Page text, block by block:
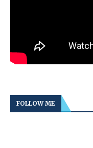
FOLLOW ME